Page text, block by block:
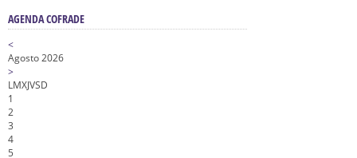
AGENDA COFRADE
<
Agosto 2026
>
LMXJVSD
1
2
3
4
5